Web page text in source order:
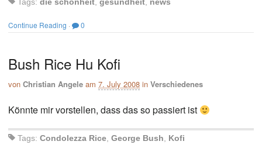
Tags: die schönheit, gesundheit, news
Continue Reading · 0
Bush Rice Hu Kofi
von Christian Angele am 7. July 2008 in Verschiedenes
Könnte mir vorstellen, dass das so passiert ist
Tags: Condolezza Rice George Bush Kofi